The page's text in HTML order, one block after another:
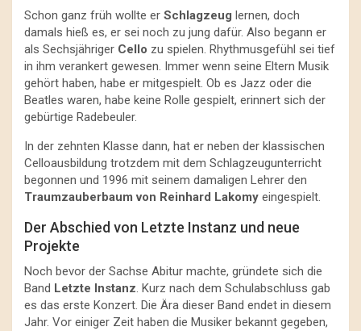
Schon ganz früh wollte er Schlagzeug lernen, doch
damals hieß es, er sei noch zu jung dafür. Also begann er
als Sechsjähriger Cello zu spielen. Rhythmusgefühl sei tief
in ihm verankert gewesen. Immer wenn seine Eltern Musik
gehört haben, habe er mitgespielt. Ob es Jazz oder die
Beatles waren, habe keine Rolle gespielt, erinnert sich der
gebürtige Radebeuler.
In der zehnten Klasse dann, hat er neben der klassischen
Celloausbildung trotzdem mit dem Schlagzeugunterricht
begonnen und 1996 mit seinem damaligen Lehrer den
Traumzauberbaum von Reinhard Lakomy eingespielt.
Der Abschied von Letzte Instanz und neue
Projekte
Noch bevor der Sachse Abitur machte, gründete sich die
Band Letzte Instanz. Kurz nach dem Schulabschluss gab
es das erste Konzert. Die Ära dieser Band endet in diesem
Jahr. Vor einiger Zeit haben die Musiker bekannt gegeben,